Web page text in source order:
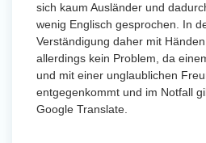
sich kaum Ausländer und
wenig Englisch gesprochen. In
Verständigung daher mit
allerdings kein Problem, da
und mit einer unglaublichen
entgegenkommt und im Notfall
Google Translate.